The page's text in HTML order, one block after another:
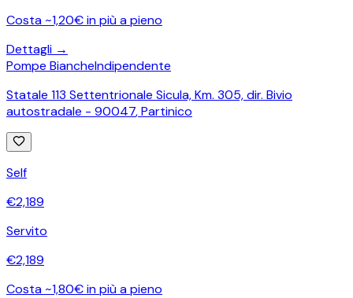
Costa ~1,20€ in più a pieno
Dettagli →
Pompe BiancheIndipendente
Statale 113 Settentrionale Sicula, Km. 305, dir. Bivio
autostradale - 90047,Partinico
Self
€2,189
Servito
€2,189
Costa ~1,80€ in più a pieno